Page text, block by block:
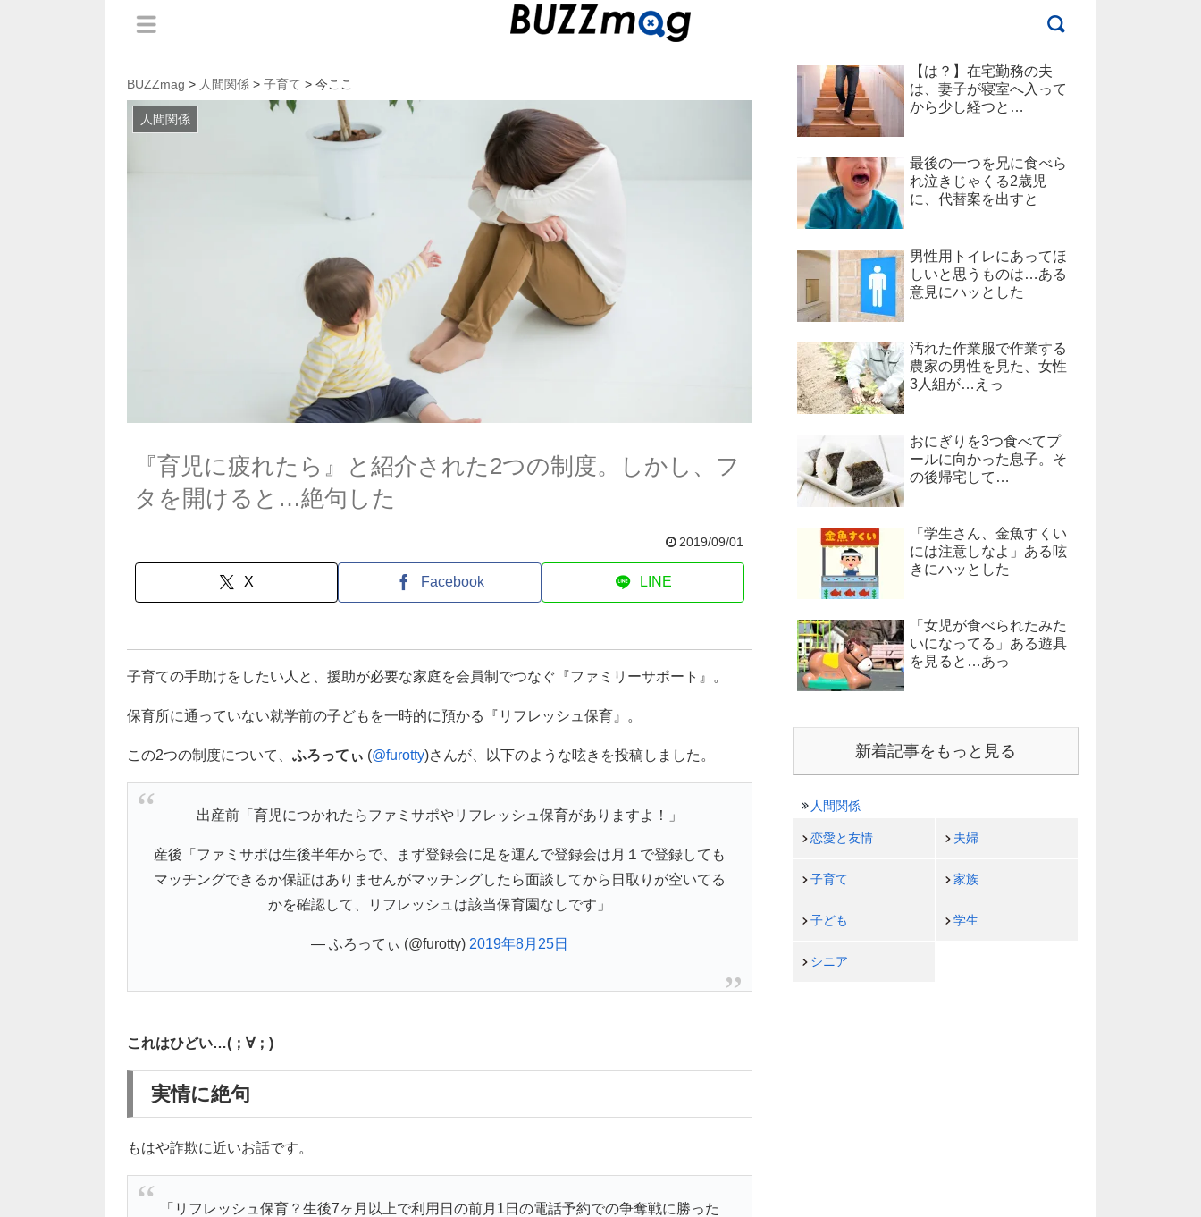
BUZZmag > 人間関係 > 子育て > 今ここ
人間関係
『育児に疲れたら』と紹介された2つの制度。しかし、フ
タを開けると…絶句した
2019/09/01
X Facebook LINE
子育ての手助けをしたい人と、援助が必要な家庭を会員制でつなぐ『ファミリーサポート』。
保育所に通っていない就学前の子どもを一時的に預かる『リフレッシュ保育』。
この2つの制度について、 ふろってぃ (@furotty)さんが、以下のような呟きを投稿しました。
出産前「育児につかれたらファミサポやリフレッシュ保育がありますよ！」
産後「ファミサポは生後半年からで、まず登録会に足を運んで登録会は月１で登録しても
マッチングできるか保証はありませんがマッチングしたら面談してから日取りが空いてる
かを確認して、リフレッシュは該当保育園なしです」
— ふろってぃ (@furotty) 2019年8月25日
これはひどい…(；∀；)
実情に絶句
もはや詐欺に近いお話です。
「リフレッシュ保育？生後7ヶ月以上で利用日の前月1日の電話予約での争奪戦に勝った
【は？】在宅勤務の夫
は、妻子が寝室へ入って
から少し経つと…
最後の一つを兄に食べら
れ泣きじゃくる2歳児
に、代替案を出すと
男性用トイレにあってほ
しいと思うものは…ある
意見にハッとした
汚れた作業服で作業する
農家の男性を見た、女性
3人組が…えっ
おにぎりを3つ食べてプ
ールに向かった息子。そ
の後帰宅して…
「学生さん、金魚すくい
には注意しなよ」ある呟
きにハッとした
「女児が食べられたみた
いになってる」ある遊具
を見ると…あっ
新着記事をもっと見る
人間関係
恋愛と友情 夫婦
子育て 家族
子ども 学生
シニア